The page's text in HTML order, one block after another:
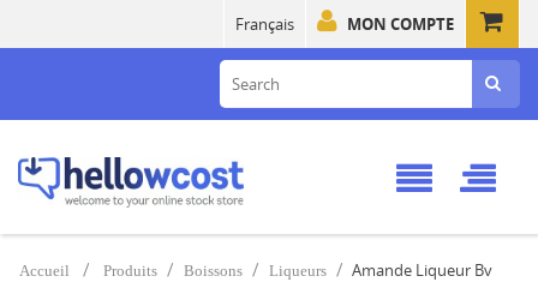
MON COMPTE
Français
Accueil Produits Boissons Liqueurs
Amande Liqueur Bv